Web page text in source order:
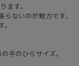
ます。
ないのが魅力です。
手のひらサイズ。